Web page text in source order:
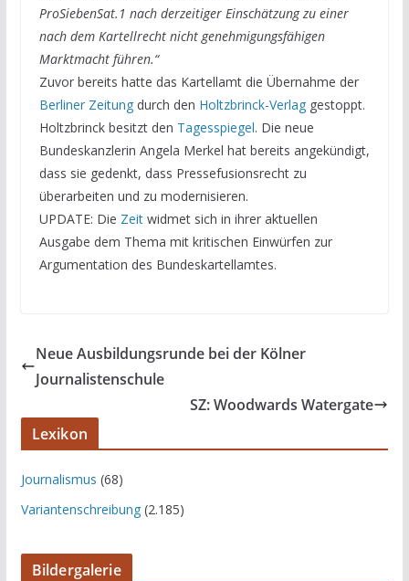
ProSiebenSat.1 nach derzeitiger Einschätzung zu einer
nach dem Kartellrecht nicht genehmigungsfähigen
Marktmacht führen.“
Zuvor bereits hatte das Kartellamt die Übernahme der
Berliner Zeitung durch den Holtzbrinck-Verlaggestoppt.
Holtzbrinck besitzt den Tagesspiegel. Die neue
Bundeskanzlerin Angela Merkel hat bereits angekündigt,
dass sie gedenkt, dass Pressefusionsrecht zu
überarbeiten und zu modernisieren.
UPDATE: Die Zeitwidmet sich in ihrer aktuellen
Ausgabe dem Thema mit kritischen Einwürfen zur
Argumentation des Bundeskartellamtes.
Neue Ausbildungsrunde bei der Kölner
Journalistenschule
SZ: Woodwards Watergate
Lexikon
Journalismus (68)
Variantenschreibung(2.185)
Bildergalerie